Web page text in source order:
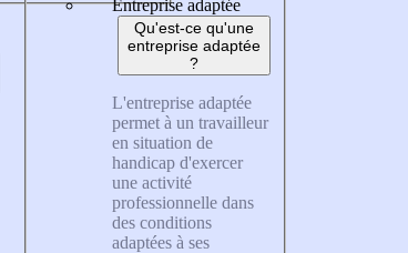
Entreprise adaptée
Qu'est-ce qu'une
entreprise adaptée
?
L'entreprise adaptée
permet à un travailleur
en situation de
handicap d'exercer
une activité
professionnelle dans
des conditions
adaptées à ses